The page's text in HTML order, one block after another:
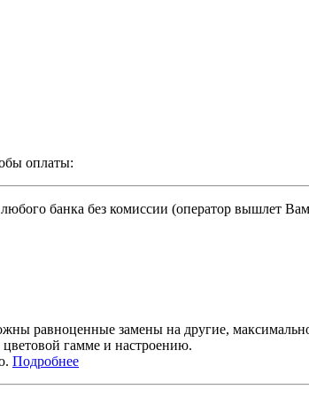
оплаты:
банка без комиссии (оператор вышлет
равноценные замены на другие,
гамме и настроению.
Подробнее